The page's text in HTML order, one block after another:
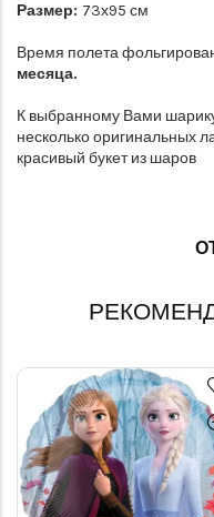
Размер: 73х95 см
Время полета
месяца.
К выбранному Вами
несколько оригинальных
красивый букет из шаров